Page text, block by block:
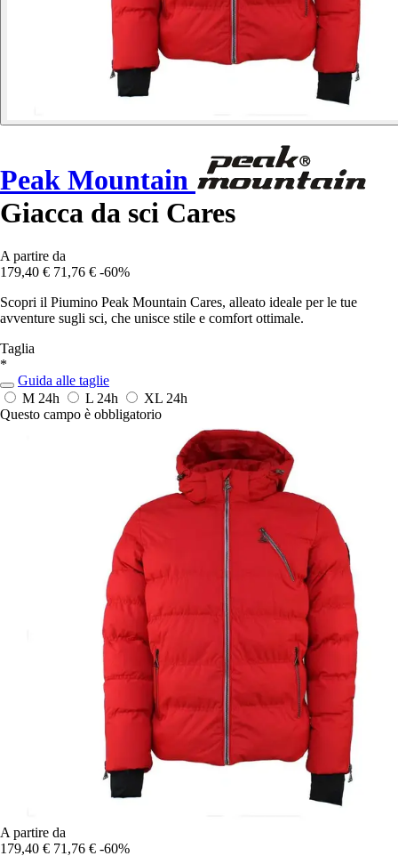
Peak Mountain
Giacca da sci Cares
A partire da
179,40 € 71,76 € -60%
Scopri il Piumino Peak Mountain Cares, alleato ideale per le tue
avventure sugli sci, che unisce stile e comfort ottimale.
Taglia
*
Guida alle taglie
M 24h L 24h XL 24h
Questo campo è obbligatorio
A partire da
179,40 € 71,76 € -60%